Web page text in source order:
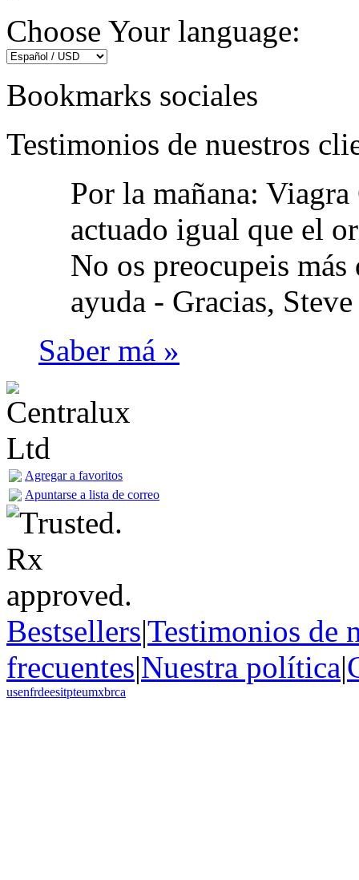
Choose Your language:
Bookmarks sociales
Testimonios de nuestros
Por la mañana:
actuado igual que el
No os preocupeis
ayuda - Gracias, Steve
Saber má »
Agregar a favoritos
Apuntarse a lista de correo
Bestsellers|Testimonios de
frecuentes|Nuestra política|
usenfrdeesitpteumxbrca